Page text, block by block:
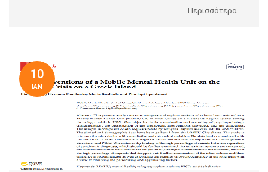
Περισσότερα
10
ΙΑΝ